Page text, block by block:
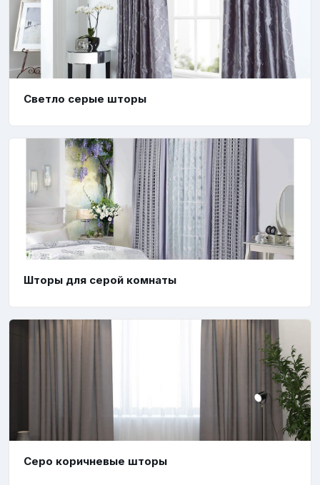
Светло серые шторы
Шторы для серой комнаты
Серо коричневые шторы